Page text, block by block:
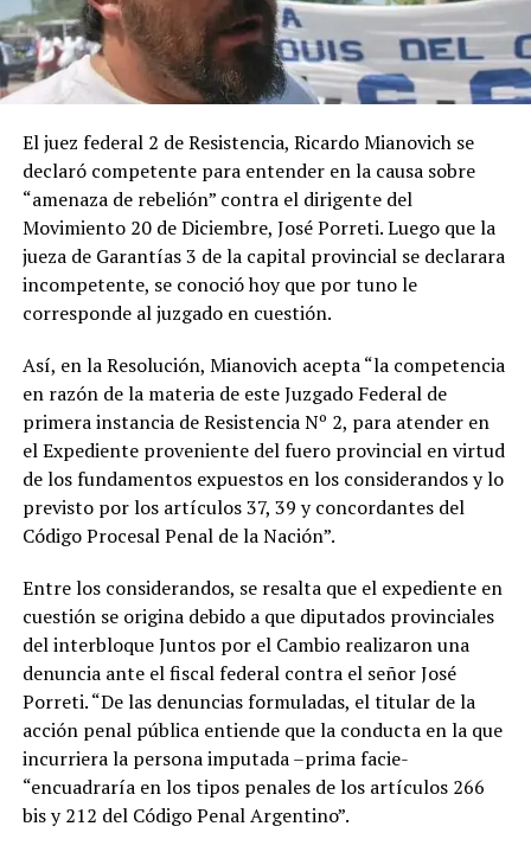
El juez federal 2 de Resistencia, Ricardo Mianovich se
declaró competente para entender en la causa sobre
“amenaza de rebelión” contra el dirigente del
Movimiento 20 de Diciembre, José Porreti. Luego que la
jueza de Garantías 3 de la capital provincial se declarara
incompetente, se conoció hoy que por tuno le
corresponde al juzgado en cuestión.
Así, en la Resolución, Mianovich acepta “la competencia
en razón de la materia de este Juzgado Federal de
primera instancia de Resistencia Nº 2, para atender en
el Expediente proveniente del fuero provincial en virtud
de los fundamentos expuestos en los considerandos y lo
previsto por los artículos 37, 39 y concordantes del
Código Procesal Penal de la Nación”.
Entre los considerandos, se resalta que el expediente en
cuestión se origina debido a que diputados provinciales
del interbloque Juntos por el Cambio realizaron una
denuncia ante el fiscal federal contra el señor José
Porreti. “De las denuncias formuladas, el titular de la
acción penal pública entiende que la conducta en la que
incurriera la persona imputada –prima facie-
“encuadraría en los tipos penales de los artículos 266
bis y 212 del Código Penal Argentino”.